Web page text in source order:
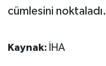
cümlesini noktaladı.
Kaynak: İHA